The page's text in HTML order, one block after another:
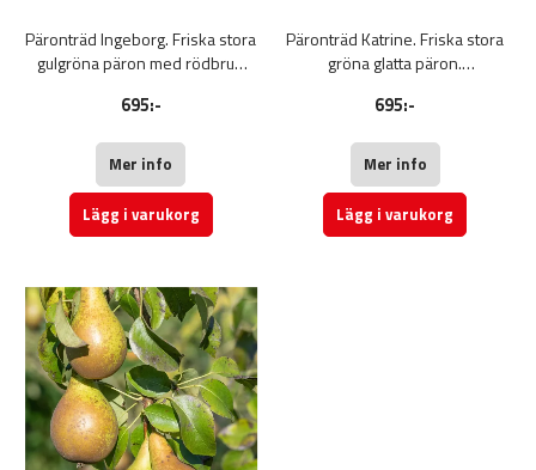
Päronträd Ingeborg. Friska stora
gulgröna päron med rödbrun
Päron Ingeborg har ett fint,
en söt smak. Kan lagras kylt till
januari. Fruktträd
695:-
Mer info
Lägg i varukorg
Päronträd Katrine. Friska stora
gröna glatta päron.
fruktkött med en söt smak. Kan
695:-
Mer info
Lägg i varukorg